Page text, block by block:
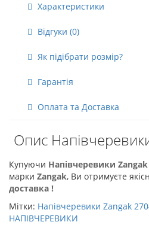
Характеристики
Відгуки (0)
Як підібрати розмір?
Гарантія
Оплата та Доставка
Опис
Купуючи Напівчеревики Zangak
марки Zangak, Ви отримуєте
доставка !
Мітки: Напівчеревики Zangak
НАПІВЧЕРЕВИКИ